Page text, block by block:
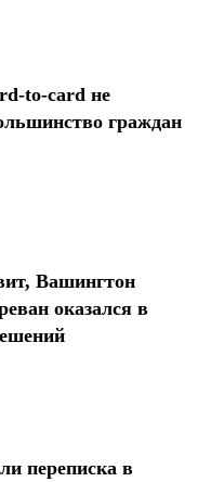
to-card не
граждан
Вашингтон
оказался в
переписка в